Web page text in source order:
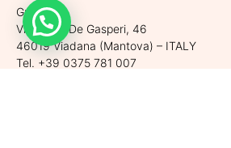
Griffe srl
Via Largo De Gasperi, 46
46019 Viadana (Mantova) – ITALY
Tel. +39 0375 781 007